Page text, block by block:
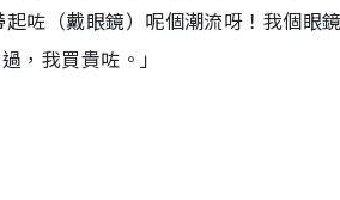
咗（戴眼鏡）呢個潮流呀！我個眼鏡
，我買貴咗。」